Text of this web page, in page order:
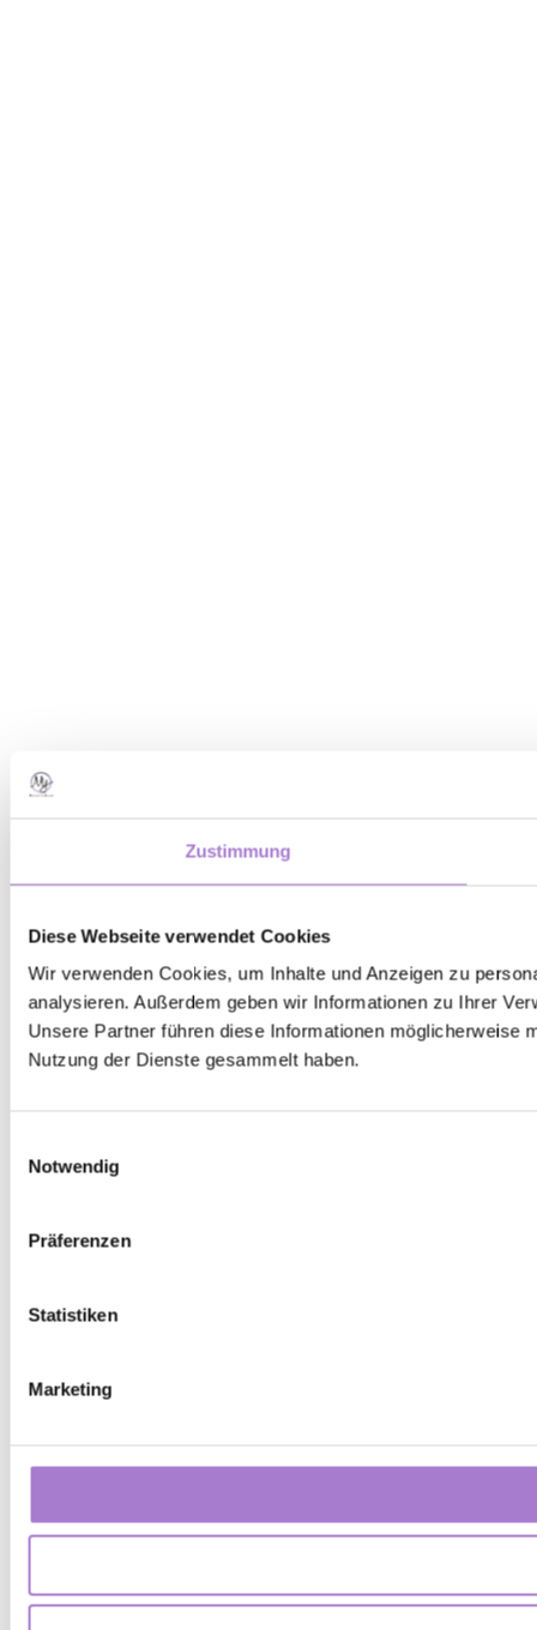
Zustimmung
Diese Webseite verwendet Cookies
Wir verwenden Cookies, um Inhalte und Anzeigen zu
analysieren. Außerdem geben wir Informationen zu Ihrer
Unsere Partner führen diese Informationen möglicherweise
Nutzung der Dienste gesammelt haben.
Notwendig
Präferenzen
Statistiken
Marketing